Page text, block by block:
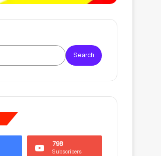
Search
798
Subscribers